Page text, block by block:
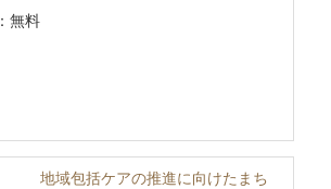
：無料
地域包括ケアの推進に向けたまち